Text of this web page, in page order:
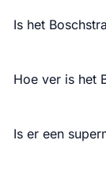
Is het
Hoe ver is het
Is er een